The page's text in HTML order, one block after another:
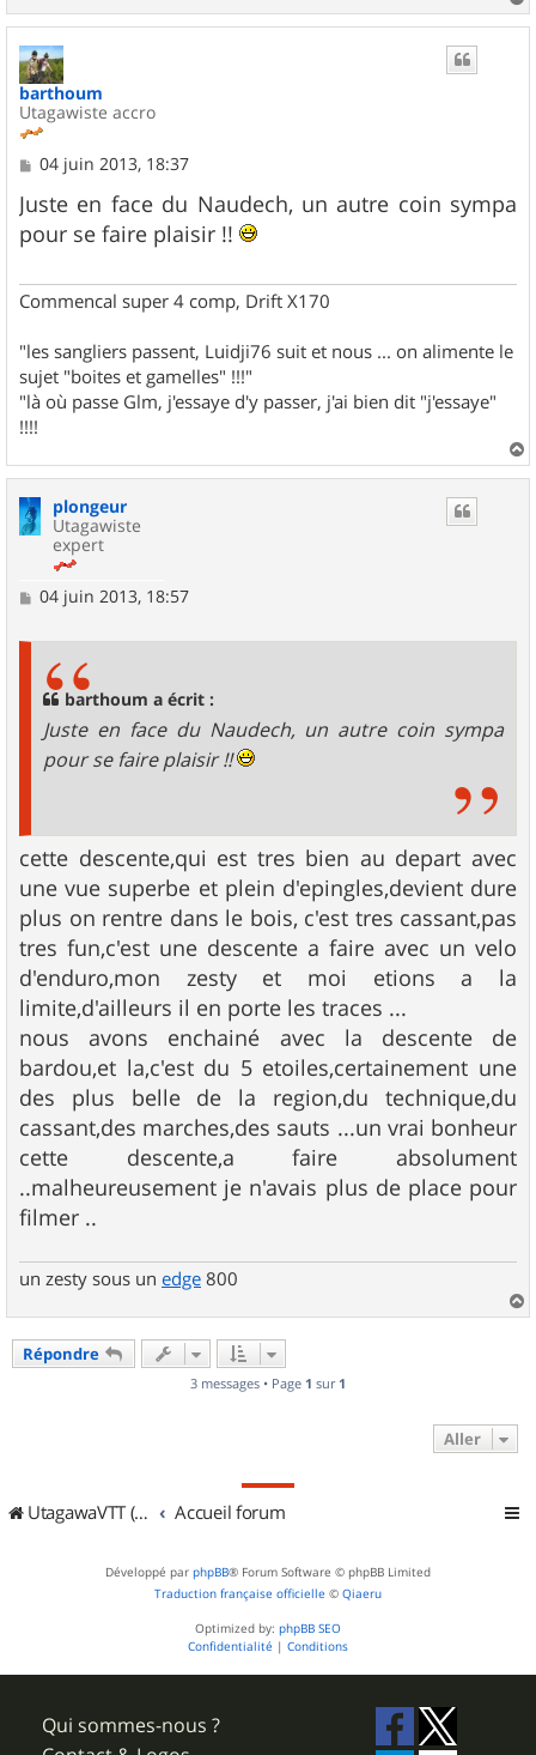
a
u
barthoum
Utagawiste accro
M
s
s
a
04 juin 2013, 18:37
Juste en face du Naudech, un autre coin sympa
pour se faire plaisir !!
Commencal super 4 comp, Drift X170
"les sangliers passent, Luidji76 suit et nous ... on alimente le
sujet "boites et gamelles" !!!"
"là où passe Glm, j'essaye d'y passer, j'ai bien dit "j'essaye"
!!!!
a
plongeur
Utagawiste
expert
M
04 juin 2013, 18:57
barthoum a écrit :
Juste en face du Naudech, un autre coin sympa
pour se faire plaisir !!
cette descente,qui est tres bien au depart avec
une vue superbe et plein d'epingles,devient dure
plus on rentre dans le bois, c'est tres cassant,pas
tres fun,c'est une descente a faire avec un velo
d'enduro,mon zesty et moi etions a la
limite,d'ailleurs il en porte les traces ...
nous avons enchainé avec la descente de
bardou,et la,c'est du 5 etoiles,certainement une
des plus belle de la region,du technique,du
cassant,des marches,des sauts ...un vrai bonheur
cette descente,a faire absolument
..malheureusement je n'avais plus de place pour
filmer ..
un zesty sous un edge 800
a
Répondre
3 messages • Page 1 sur 1
Aller
UtagawaVTT (Randos VTT et VTTAE avec traces GPS) Accueil forum
Développé par phpBB® Forum Software © phpBB Limited
Traduction française officielle © Qiaeru
Optimized by: phpBB SEO
Confidentialité | Conditions
Qui sommes-nous ?